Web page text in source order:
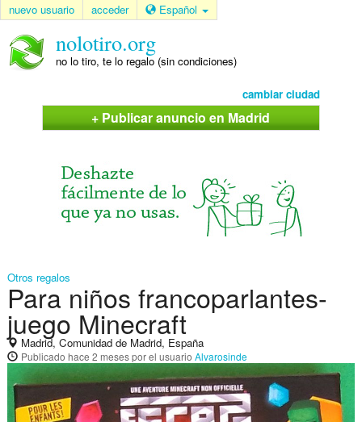
nuevo usuario acceder Español
nolotiro.org
no lo tiro, te lo regalo (sin condiciones)
cambiar ciudad
+ Publicar anuncio en Madrid
Otros regalos
Para niños francoparlantes-
juego Minecraft
Madrid, Comunidad de Madrid, España
Publicado hace 2 mesespor el usuario Alvarosinde